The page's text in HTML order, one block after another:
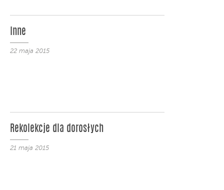
Inne
22 maja 2015
Rekolekcje dla dorosłych
21 maja 2015